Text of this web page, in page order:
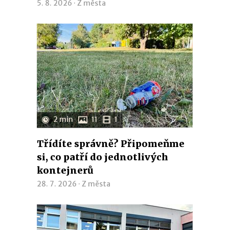
5. 8. 2026 · Z města
2 min 11 1
Třídíte správně? Připomeňme
si, co patří do jednotlivých
kontejnerů
28. 7. 2026 · Z města